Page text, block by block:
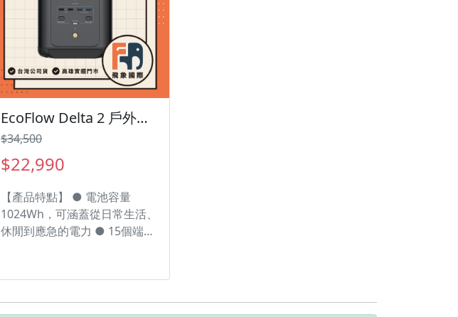
EcoFlow Delta 2 戶外儲能電源 移動電源
$34,500
$22,990
【產品特點】 ● 電池容量
1024Wh，可涵蓋從日常生活、
休閒到應急的電力 ● 15個端
以上的家用電器使用 ● 僅需50
分鐘即可充電至80％ ● 配備磷